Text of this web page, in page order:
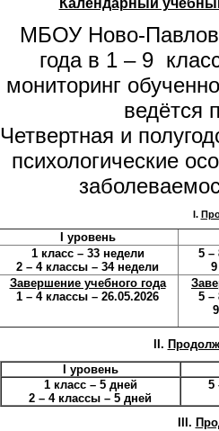
Календарный
МБОУ Ново-
года в 1 – 9
мониторинг
ведётся
Четвертная и
психологические
I.
I уровень
1 класс – 33 недели
2 – 4 классы – 34 недели
5 –
Завершение учебного года
1 – 4 классы – 26.05.2026
5 –
II.
I уровень
1 класс – 5 дней
2 – 4 классы – 5 дней
5
III.